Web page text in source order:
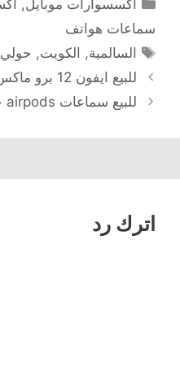
اكسسوارات موبايل,
سماعات هواتف
الوسوم
السالمية, الكويت, حولي
للبيع ايفون 12 برو ماكس مساحة 256 جيجا
للبيع سماعات airpods جديد
اترك رد